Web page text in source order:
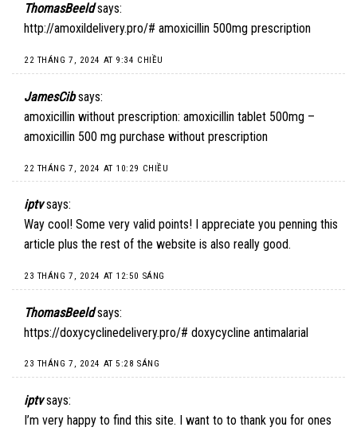
ThomasBeeld says:
http://amoxildelivery.pro/# amoxicillin 500mg prescription
22 THÁNG 7, 2024 AT 9:34 CHIỀU
JamesCib says:
amoxicillin without prescription: amoxicillin tablet 500mg –
amoxicillin 500 mg purchase without prescription
22 THÁNG 7, 2024 AT 10:29 CHIỀU
iptv says:
Way cool! Some very valid points! I appreciate you penning this
article plus the rest of the website is also really good.
23 THÁNG 7, 2024 AT 12:50 SÁNG
ThomasBeeld says:
https://doxycyclinedelivery.pro/# doxycycline antimalarial
23 THÁNG 7, 2024 AT 5:28 SÁNG
iptv says:
I’m very happy to find this site. I want to to thank you for ones